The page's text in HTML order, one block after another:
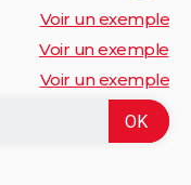
Voir un exemple
Voir un exemple
Voir un exemple